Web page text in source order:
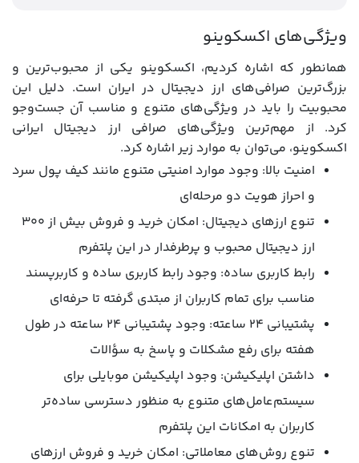
ویژگی‌های اکسکوینو
همانطور که اشاره کردیم، اکسکوینو یکی از محبوب‌ترین و
بزرگ‌ترین صرافی‌های ارز دیجیتال در ایران است. دلیل این
محبوبیت را باید در ویژگی‌های متنوع و مناسب آن جست‌وجو
کرد. از مهم‌ترین ویژگی‌های صرافی ارز دیجیتال ایرانی
اکسکوینو، می‌توان به موارد زیر اشاره کرد.
امنیت بالا: وجود موارد امنیتی متنوع مانند کیف پول سرد
و احراز هویت دو مرحله‌ای
تنوع ارزهای دیجیتال: امکان خرید و فروش بیش از ۳۰۰
ارز دیجیتال محبوب و پرطرفدار در این پلتفرم
رابط کاربری ساده: وجود رابط کاربری ساده و کاربرپسند
مناسب برای تمام کاربران از مبتدی گرفته تا حرفه‌ای
پشتیبانی ۲۴ ساعته: وجود پشتیبانی ۲۴ ساعته در طول
هفته برای رفع مشکلات و پاسخ به سؤالات
داشتن اپلیکیشن: وجود اپلیکیشن موبایلی برای
سیستم‌عامل‌های متنوع به منظور دسترسی ساده‌تر
کاربران به امکانات این پلتفرم
تنوع روش‌های معاملاتی: امکان خرید و فروش ارزهای